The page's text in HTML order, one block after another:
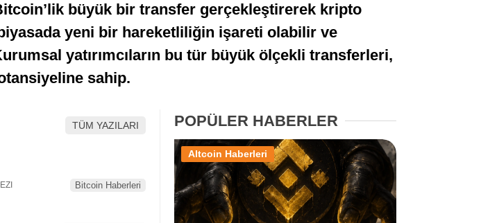
Memecoin Haberleri
Stablecoin Haberleri
Instagram
büyük bir transfer gerçekleştirerek kripto
yeni bir hareketliliğin işareti olabilir ve
yatırımcıların bu tür büyük ölçekli transferleri,
sahip.
TÜM YAZILARI
Bitcoin Haberleri
POPÜLER HABERLER
Altcoin Haberleri